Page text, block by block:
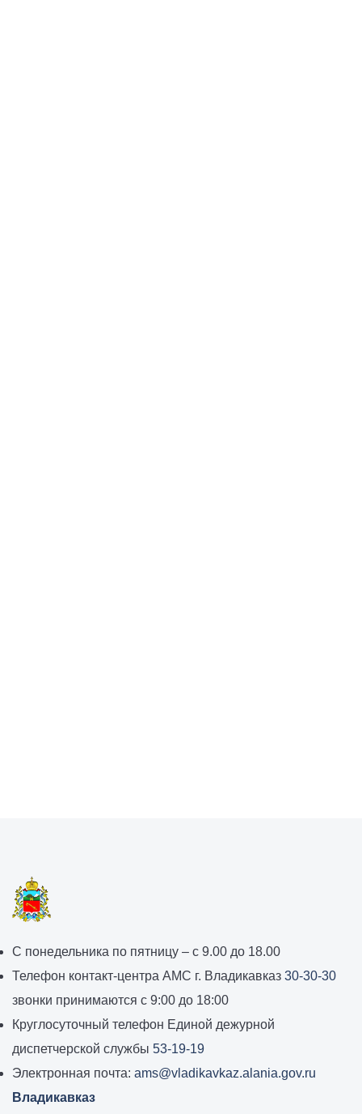
График
работы
администрации
местного
самоуправления
города
Владикавказ:
С понедельника по пятницу – с 9.00 до 18.00
Телефон контакт-центра АМС г. Владикавказ 30-30-30
звонки принимаются с 9:00 до 18:00
Круглосуточный телефон Единой дежурной
диспетчерской службы 53-19-19
Электронная почта: ams@vladikavkaz.alania.gov.ru
Владикавказ